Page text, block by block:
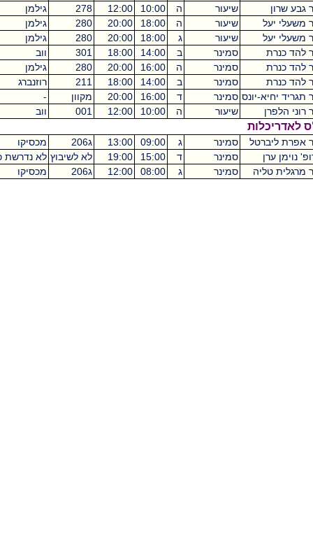
שיעור
ה 12:00
278
גילמן
שיעור ה 20:00
280
גילמן
שיעור ג 20:00
280
גילמן
סמינר ב 18:00
301
ווב
סמינר ה 20:00
280
גילמן
סמינר ב 18:00
211
רוזנברג
יונס סמינר ד 20:00 מקוון
-
שיעור ה 12:00
001 ווב
סמינר ג 13:00 מכסיקו
4
סמינר ד 19:00 לא לשיבוץ לא נדרשת כיתה 4
סמינר ג 12:00 מכסיקו 4